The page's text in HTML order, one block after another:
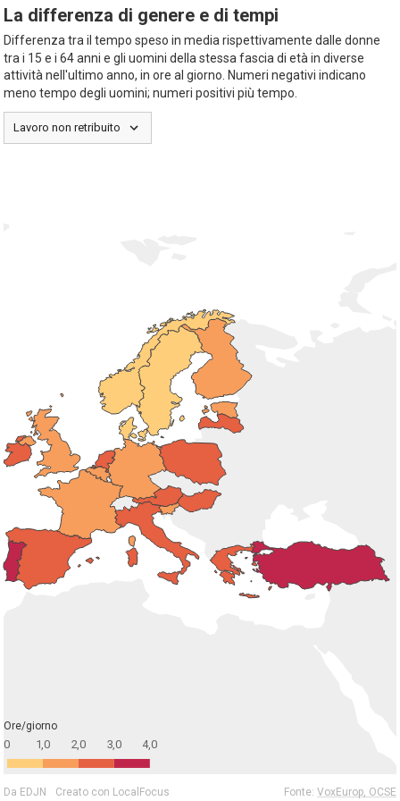
Lavoro non retribuito
La differenza di genere e di tempi
Differenza tra il tempo speso in media rispettivamente dalle donne
tra i 15 e i 64 anni e gli uomini della stessa fascia di età in diverse
attività nell'ultimo anno, in ore al giorno. Numeri negativi indicano
meno tempo degli uomini; numeri positivi più tempo.
Ore/giorno
0 1,0 2,0 3,0 4,0
Fonte: VoxEurop, OCSE
Creato con LocalFocus
Da EDJN